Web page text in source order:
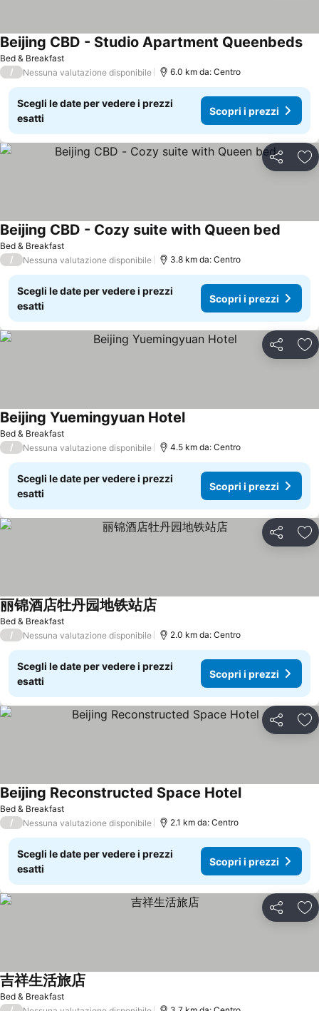
Bed & Breakfast
Beijing CBD - Studio Apartment Queenbeds
/ Nessuna valutazione disponibile 6.0 km da: Centro
Scegli le date per vedere i prezzi
esatti
Scopri i prezzi
Condividi
Bed & Breakfast
Beijing CBD - Cozy suite with Queen bed
/ Nessuna valutazione disponibile 3.8 km da: Centro
Scegli le date per vedere i prezzi
esatti
Scopri i prezzi
Condividi
Bed & Breakfast
Beijing Yuemingyuan Hotel
/ Nessuna valutazione disponibile 4.5 km da: Centro
Scegli le date per vedere i prezzi
esatti
Scopri i prezzi
Condividi
Bed & Breakfast
丽锦酒店牡丹园地铁站店
/ Nessuna valutazione disponibile 2.0 km da: Centro
Scegli le date per vedere i prezzi
esatti
Scopri i prezzi
Condividi
Bed & Breakfast
Beijing Reconstructed Space Hotel
/ Nessuna valutazione disponibile 2.1 km da: Centro
Scegli le date per vedere i prezzi
esatti
Scopri i prezzi
Condividi
Bed & Breakfast
吉祥生活旅店